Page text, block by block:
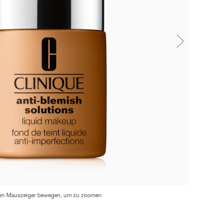
Mauszeiger bewegen, um zu zoomen